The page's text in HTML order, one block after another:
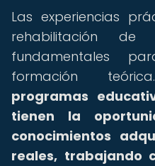
Las experiencias
rehabilitación
fundamentales
formación
programas
tienen la
conocimientos
reales, trabajando